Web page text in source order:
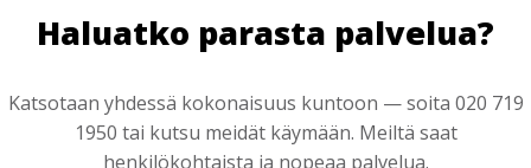
Haluatko parasta palvelua?
Katsotaan yhdessä kokonaisuus kuntoon — soita 020 719
1950 tai kutsu meidät käymään. Meiltä saat
henkilökohtaista ja nopeaa palvelua.